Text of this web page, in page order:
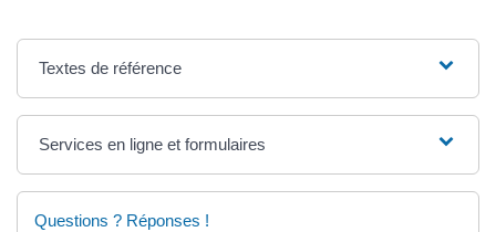
Textes de référence
Services en ligne et formulaires
Questions ? Réponses !